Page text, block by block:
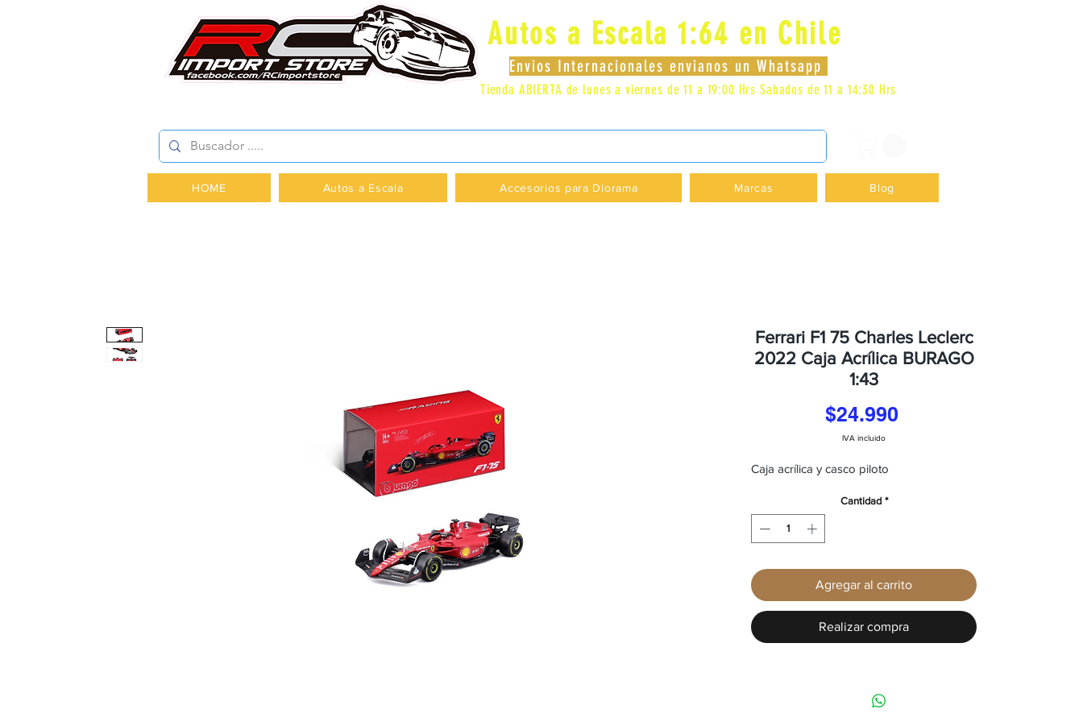
Autos a Escala 1:64 en Chile
Envios Internacionales envianos un Whatsapp
Tienda ABIERTA de lunes a viernes de 11 a 19:00 Hrs Sabados de 11 a 14:30 Hrs
HOME Autos a Escala Accesorios para Diorama Marcas Blog
Ferrari F1 75 Charles Leclerc
2022 Caja Acrílica BURAGO
1:43
$24.990
IVA incluido
Caja acrílica y casco piloto
Cantidad *
Agregar al carrito
Realizar compra